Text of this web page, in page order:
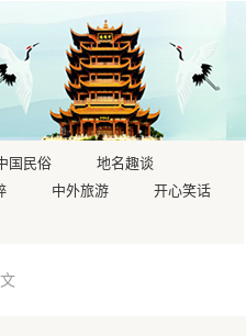
国民俗
地名趣谈
中外旅游 开心笑话